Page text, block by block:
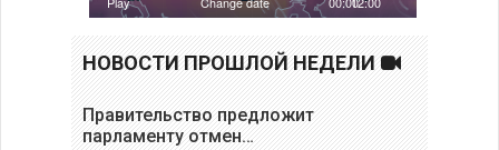
НОВОСТИ ПРОШЛОЙ НЕДЕЛИ
Правительство предложит
парламенту отмен…